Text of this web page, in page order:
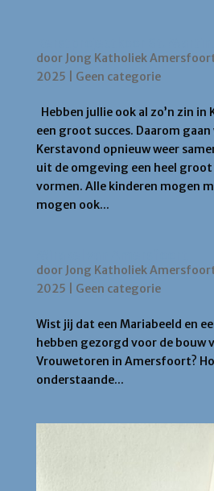
door Jong Katholiek
2025
Geen categorie
Hebben jullie ook al zo’n zin in
een groot succes. Daarom
Kerstavond opnieuw weer
uit de omgeving een heel
vormen. Alle kinderen mogen
mogen ook...
door Jong Katholiek
2025
Geen categorie
Wist jij dat een Mariabeeld en
hebben gezorgd voor de bouw
Vrouwetoren in Amersfoort?
onderstaande...